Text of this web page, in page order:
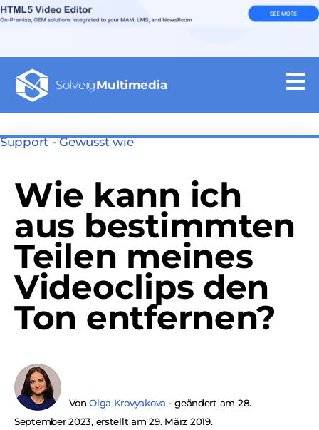
SolveigMultimedia
Support-Gewusst wie
Wie kann ich
aus bestimmten
Teilen meines
Videoclips den
Ton entfernen?
VonOlga Krovyakova - geändert am 28.
September 2023, erstellt am 29. März 2019.